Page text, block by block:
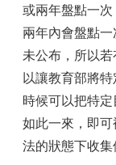
容
服
務
資
源
資
安
或兩年盤點一
兩年內會盤點
未公布，所以若
以讓教育部將
時候可以把特定
如此一來，即
法的狀態下收集